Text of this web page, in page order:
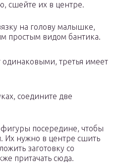
сшейте их в центре.
на голову малышке,
простым видом бантика.
одинаковыми, третья имеет
соедините две
посередине, чтобы
Их нужно в центре сшить
заготовку со
притачать сюда.